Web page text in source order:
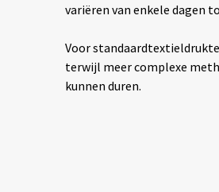
variëren van enkele dagen
Voor
terwijl meer complexe
kunnen duren.